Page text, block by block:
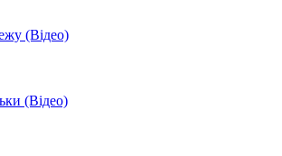
(Відео)
(Відео)